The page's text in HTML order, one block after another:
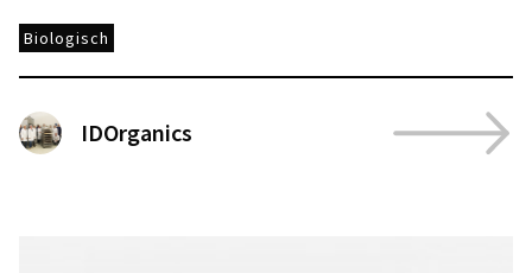
Biologisch
IDOrganics